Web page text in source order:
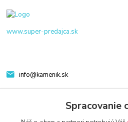
www.super-predajca.sk
info@kamenik.sk
Spracovanie